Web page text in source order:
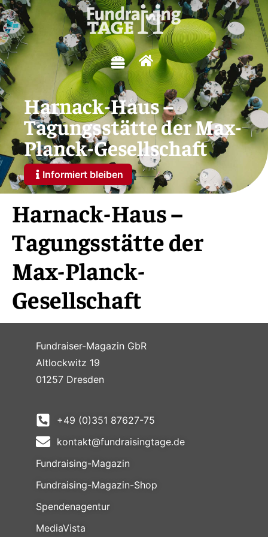
Harnack-Haus –
Tagungsstätte der Max-
Planck-Gesellschaft
Informiert bleiben
Harnack-Haus –
Tagungsstätte der
Max-Planck-
Gesellschaft
Fundraiser-Magazin GbR
Altlockwitz 19
01257 Dresden
+49 (0)351 87627-75
kontakt@fundraisingtage.de
Fundraising-Magazin
Fundraising-Magazin-Shop
Spendenagentur
MediaVista